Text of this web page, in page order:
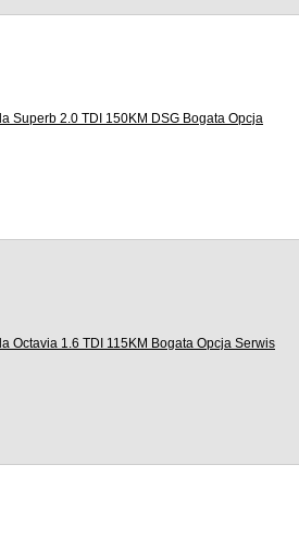
Superb 2.0 TDI 150KM DSG Bogata Opcja
Octavia 1.6 TDI 115KM Bogata Opcja Serwis